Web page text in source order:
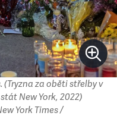
za oběti střelby v
New York, 2022)
York Times /